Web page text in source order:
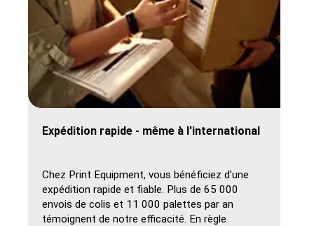
Expédition rapide - même à l'international
Chez Print Equipment, vous bénéficiez d'une
expédition rapide et fiable. Plus de 65 000
envois de colis et 11 000 palettes par an
témoignent de notre efficacité. En règle